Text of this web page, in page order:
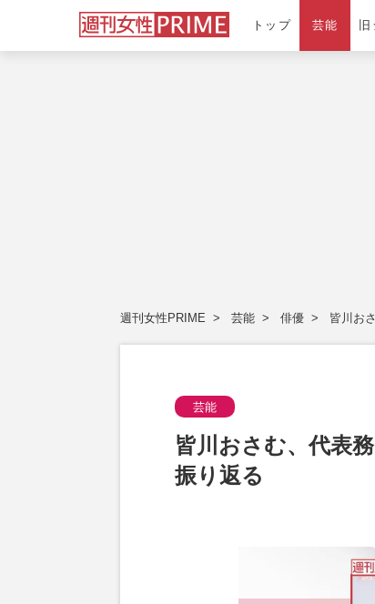
トップ 芸能
週刊女性PRIME 芸能 俳優 皆川お
芸能
皆川おさむ、代表
振り返る